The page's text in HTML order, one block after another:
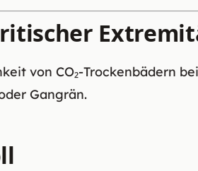
von CO₂-Trockenbädern
Gangrän.